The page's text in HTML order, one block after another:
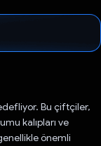
Bu çiftçiler,
kalıpları ve
önemli